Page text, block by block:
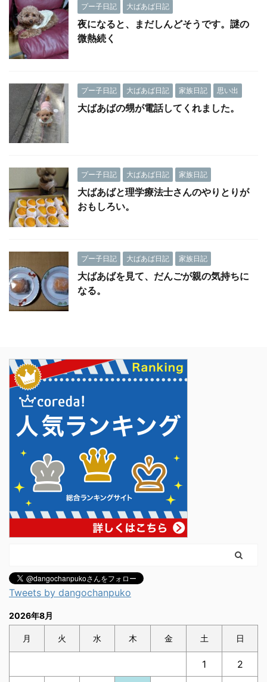
プー子日記 大ばあば日記
夜になると、まだしんどそうです。謎の
微熱続く
プー子日記 大ばあば日記 家族日記 思い出
大ばあばの甥が電話してくれました。
プー子日記 大ばあば日記 家族日記
大ばあばと理学療法士さんのやりとりが
おもしろい。
プー子日記 大ばあば日記 家族日記
大ばあばを見て、だんごが親の気持ちに
なる。
Tweets by dangochanpuko
2026年8月
月 火 水 木 金 土 日
1 2